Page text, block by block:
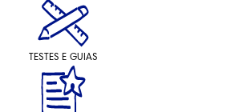
TESTES E GUIAS